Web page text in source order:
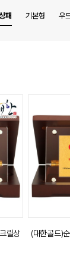
패 기본형 우
릴상
(대한골드)